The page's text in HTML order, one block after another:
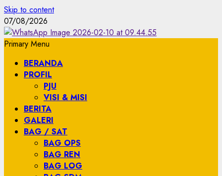
Skip to content
07/08/2026
Primary Menu
BERANDA
PROFIL
PJU
VISI & MISI
BERITA
GALERI
BAG / SAT
BAG OPS
BAG REN
BAG LOG